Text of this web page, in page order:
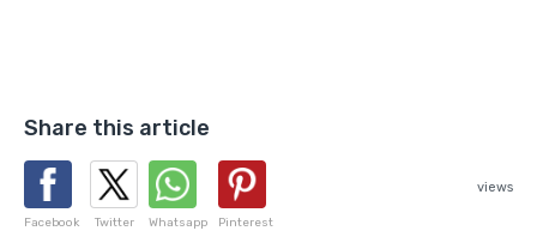
Share this article
Facebook Twitter Whatsapp Pinterest
views